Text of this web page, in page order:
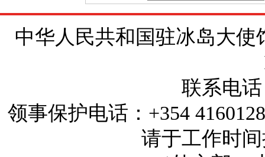
中华人民共和国驻冰岛大使
联系电话
领事保护电话：+354
请于工作时间